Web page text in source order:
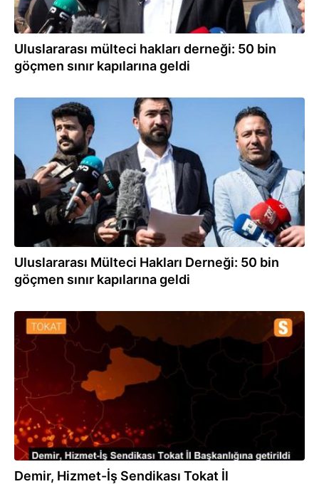
Uluslararası mülteci hakları derneği: 50 bin
göçmen sınır kapılarına geldi
01.03.2020
Uluslararası Mülteci Hakları Derneği: 50 bin
göçmen sınır kapılarına geldi
11.01.2020
Demir, Hizmet-İş Sendikası Tokat İl